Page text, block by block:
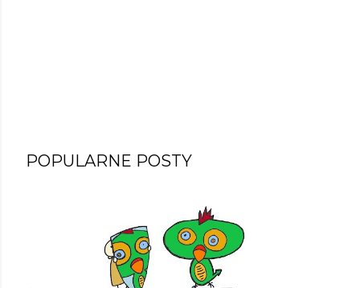
POPULARNE POSTY